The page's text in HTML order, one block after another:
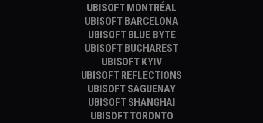
UBISOFT MONTRÉAL
UBISOFT BARCELONA
UBISOFT BLUE BYTE
UBISOFT BUCHAREST
UBISOFT KYIV
UBISOFT REFLECTIONS
UBISOFT SAGUENAY
UBISOFT SHANGHAI
UBISOFT TORONTO